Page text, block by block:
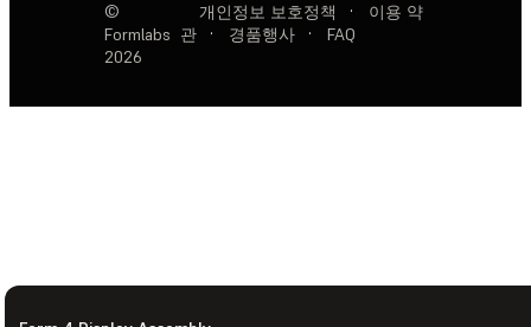
©
Formlabs
2026
개인정보 보호정책 ·
이용 약
관
· 경품행사 · FAQ